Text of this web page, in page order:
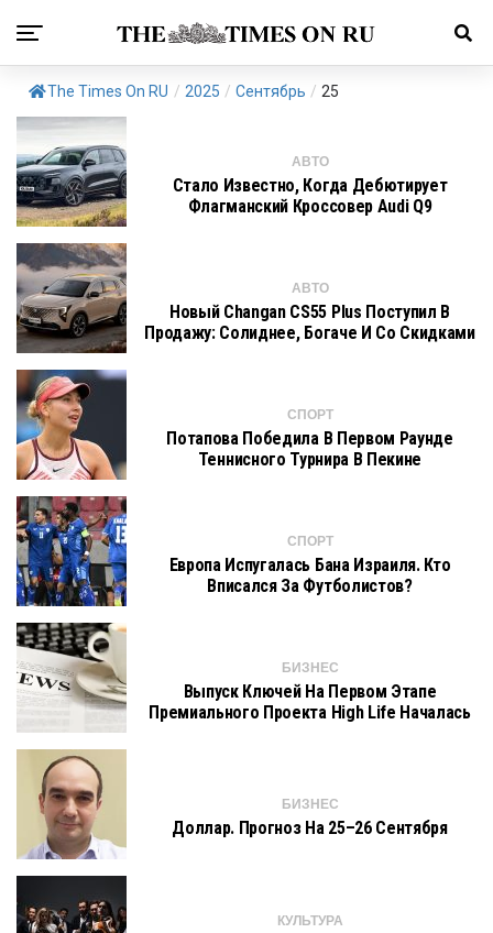
The Times On RU / 2025 / Сентябрь / 25
АВТО
Стало Известно, Когда Дебютирует
Флагманский Кроссовер Audi Q9
АВТО
Новый Changan CS55 Plus Поступил В
Продажу: Солиднее, Богаче И Со Скидками
СПОРТ
Потапова Победила В Первом Раунде
Теннисного Турнира В Пекине
СПОРТ
Европа Испугалась Бана Израиля. Кто
Вписался За Футболистов?
БИЗНЕС
Выпуск Ключей На Первом Этапе
Премиального Проекта High Life Началась
БИЗНЕС
Доллар. Прогноз На 25–26 Сентября
КУЛЬТУРА